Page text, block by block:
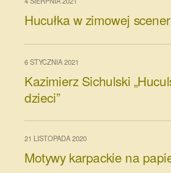
Hucułka w zimowej
6 STYCZNIA 2021
Kazimierz Sichulski
dzieci”
21 LISTOPADA 2020
Motywy karpackie na